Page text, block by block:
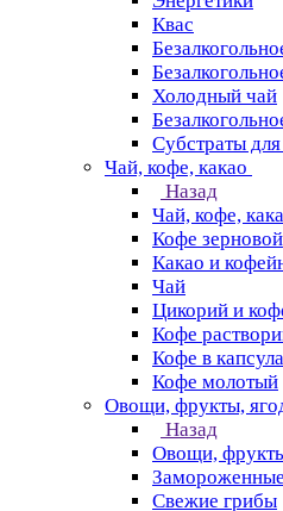
Квас
Холодный чай
Субстраты
Чай, кофе, какао
Назад
Чай, кофе,
Кофе зерновой
Какао и
Чай
Цикорий и
Кофе
Кофе в
Кофе молотый
Овощи, фрукты,
Назад
Овощи,
Свежие грибы